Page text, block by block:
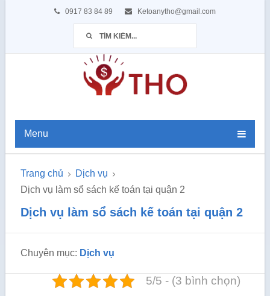
0917 83 84 89 Ketoanytho@gmail.com
Menu
Trang chủ
Dịch vụ
Dịch vụ làm sổ sách kế toán tại quận 2
Dịch vụ làm sổ sách kế toán tại quận 2
Chuyên mục: Dịch vụ
5/5 - (3 bình chọn)